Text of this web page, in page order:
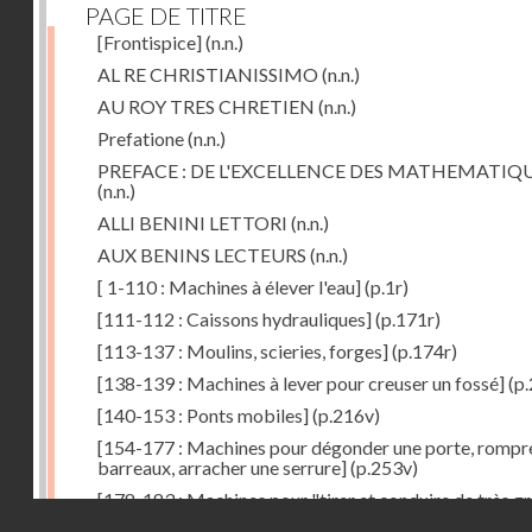
PAGE DE TITRE
[Frontispice](n.n.)
AL RE CHRISTIANISSIMO (n.n.)
AU ROY TRES CHRETIEN (n.n.)
Prefatione(n.n.)
PREFACE : DE L'EXCELLENCE DES
(n.n.)
ALLI BENINI LETTORI (n.n.)
AUX BENINS LECTEURS (n.n.)
[ 1-110 : Machines à élever l'eau](p.1r)
[111-112 : Caissons hydrauliques](p.171r)
[113-137 : Moulins, scieries, forges](p.174r)
[138-139 : Machines à lever pour creuser un fossé]
[140-153 : Ponts mobiles](p.216v)
[154-177 : Machines pour dégonder une porte,
barreaux, arracher une serrure](p.253v)
[178-183 : Machines pour "tirer et conduire de très